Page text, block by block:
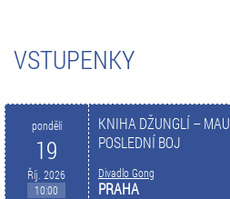
VSTUPENKY
pondělí
19
Říj. 2026
10:00
KNIHA DŽUNGLÍ –
POSLEDNÍ BOJ
Divadlo Gong
PRAHA